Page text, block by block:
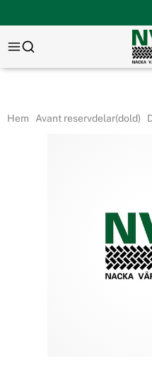
Hem Avant reservdelar(dold)